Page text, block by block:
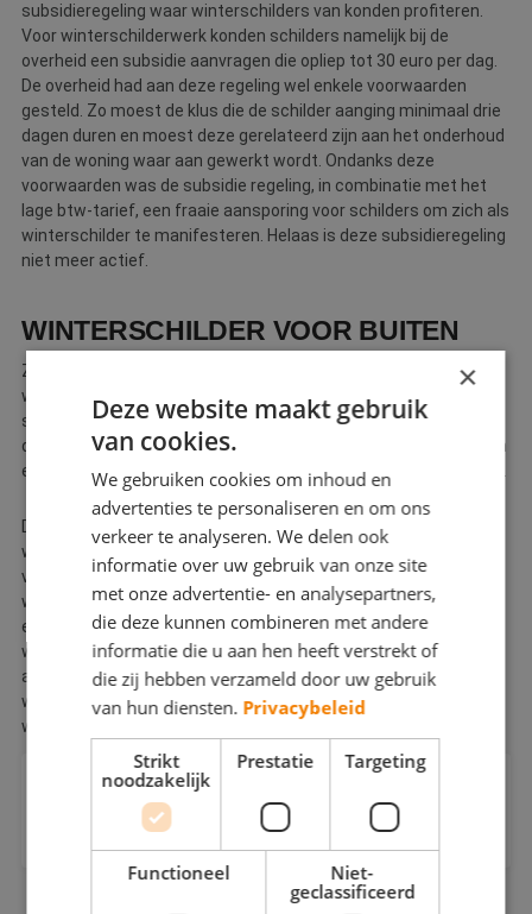
subsidieregeling waar winterschilders van konden profiteren.
Voor winterschilderwerk konden schilders namelijk bij de
overheid een subsidie aanvragen die opliep tot 30 euro per dag.
De overheid had aan deze regeling wel enkele voorwaarden
gesteld. Zo moest de klus die de schilder aanging minimaal drie
dagen duren en moest deze gerelateerd zijn aan het onderhoud
van de woning waar aan gewerkt wordt. Ondanks deze
voorwaarden was de subsidie regeling, in combinatie met het
lage btw-tarief, een fraaie aansporing voor schilders om zich als
winterschilder te manifesteren. Helaas is deze subsidieregeling
niet meer actief.
WINTERSCHILDER VOOR BUITEN
Zoals gezegd was het uitblijven van buitenschilderwerk in de
winter de voornaamste reden dat schilders in de winter het een
stuk rustiger hadden. Schilderen aan de buitenkant was tijdens
de winter eigenlijk geen optie. Tegenwoordig is dit anders en zijn
er meerdere opties om dit op een goede manier te kunnen doen.
Door het gebruik van de 4-seizoensverven kan een
winterschilder ook buitenschilderwerk aannemen. Omdat de
verf sneller droogt en goed tegen lage temperaturen en vochtig
weer kan, is de impact van het weer minder groot. Zelfs als er
extremere weersomstandigheden de kop op steken, kan de
winterschilder het buitenschilderwerk op de juiste manier
afdekken om dit beschermen. Eventuele regen of vrieskou
wordt zo opgevangen en het werk kan worden doorgezet als dit
weer is gepasseerd.
Kan een schilder 's winters buiten werken
Ja, met 4-seizoensverf is buitenschilderwerk mogelijk tot
temperaturen rond 0°C. Het oppervlak moet wel droog zijn
×
Deze website maakt gebruik
van cookies.
We gebruiken cookies om inhoud en
advertenties te personaliseren en om ons
verkeer te analyseren. We delen ook
informatie over uw gebruik van onze site
met onze advertentie- en analysepartners,
die deze kunnen combineren met andere
informatie die u aan hen heeft verstrekt of
die zij hebben verzameld door uw gebruik
van hun diensten. Privacybeleid
Strikt
noodzakelijk
Prestatie Targeting
Functioneel
Niet-
geclassificeerd